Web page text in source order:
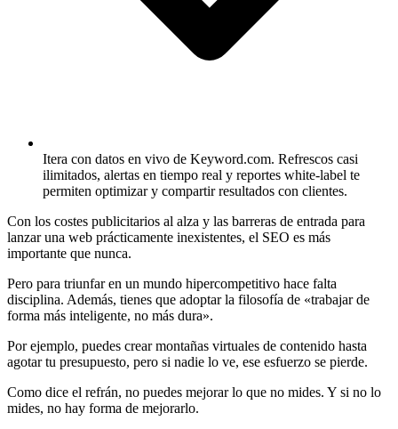
Itera con datos en vivo de Keyword.com. Refrescos casi
ilimitados, alertas en tiempo real y reportes white-label te
permiten optimizar y compartir resultados con clientes.
Con los costes publicitarios al alza y las barreras de entrada para
lanzar una web prácticamente inexistentes, el SEO es más
importante que nunca.
Pero para triunfar en un mundo hipercompetitivo hace falta
disciplina. Además, tienes que adoptar la filosofía de «trabajar de
forma más inteligente, no más dura».
Por ejemplo, puedes crear montañas virtuales de contenido hasta
agotar tu presupuesto, pero si nadie lo ve, ese esfuerzo se pierde.
Como dice el refrán, no puedes mejorar lo que no mides. Y si no lo
mides, no hay forma de mejorarlo.